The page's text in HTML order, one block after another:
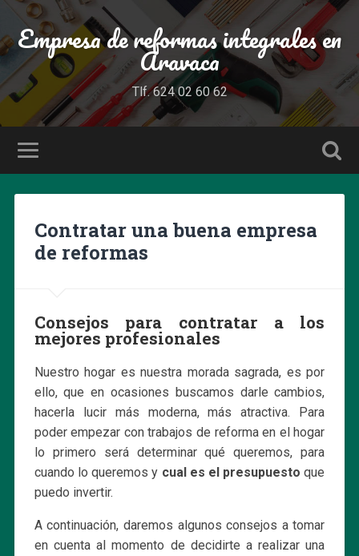
Empresa de reformas integrales en
Aravaca
Tlf. 624 02 60 62
Contratar una buena empresa
de reformas
Consejos para contratar a los
mejores profesionales
Nuestro hogar es nuestra morada sagrada, es por
ello, que en ocasiones buscamos darle cambios,
hacerla lucir más moderna, más atractiva. Para
poder empezar con trabajos de reforma en el hogar
lo primero será determinar qué queremos, para
cuando lo queremos y cual es el presupuesto que
puedo invertir.
A continuación, daremos algunos consejos a tomar
en cuenta al momento de decidirte a realizar una